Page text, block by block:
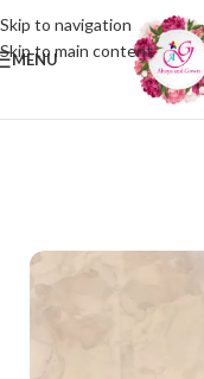
Skip to navigation
Skip to main content
MENU